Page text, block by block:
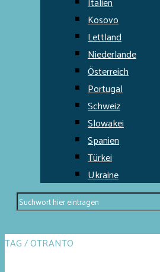
Kosovo
Lettland
Niederlande
Österreich
Portugal
Schweiz
Slowakei
Spanien
Türkei
Ukraine
TAG / OTRANTO